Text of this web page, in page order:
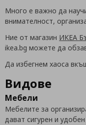
Много е важно да
внимателност,
Ние от магазин ИКЕА
ikea.bg можете да
Да избегнем хаоса
Видове
Мебели
Мебелите за
дават сигурен и